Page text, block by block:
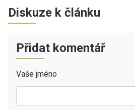
Diskuze k článku
Přidat komentář
Vaše jméno